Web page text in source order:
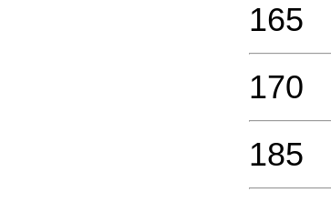
165
170
185